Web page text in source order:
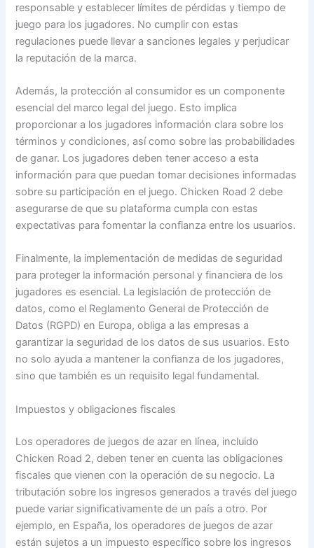
responsable y establecer límites de pérdidas y tiempo de
juego para los jugadores. No cumplir con estas
regulaciones puede llevar a sanciones legales y perjudicar
la reputación de la marca.
Además, la protección al consumidor es un componente
esencial del marco legal del juego. Esto implica
proporcionar a los jugadores información clara sobre los
términos y condiciones, así como sobre las probabilidades
de ganar. Los jugadores deben tener acceso a esta
información para que puedan tomar decisiones informadas
sobre su participación en el juego. Chicken Road 2 debe
asegurarse de que su plataforma cumpla con estas
expectativas para fomentar la confianza entre los usuarios.
Finalmente, la implementación de medidas de seguridad
para proteger la información personal y financiera de los
jugadores es esencial. La legislación de protección de
datos, como el Reglamento General de Protección de
Datos (RGPD) en Europa, obliga a las empresas a
garantizar la seguridad de los datos de sus usuarios. Esto
no solo ayuda a mantener la confianza de los jugadores,
sino que también es un requisito legal fundamental.
Impuestos y obligaciones fiscales
Los operadores de juegos de azar en línea, incluido
Chicken Road 2, deben tener en cuenta las obligaciones
fiscales que vienen con la operación de su negocio. La
tributación sobre los ingresos generados a través del juego
puede variar significativamente de un país a otro. Por
ejemplo, en España, los operadores de juegos de azar
están sujetos a un impuesto específico sobre los ingresos